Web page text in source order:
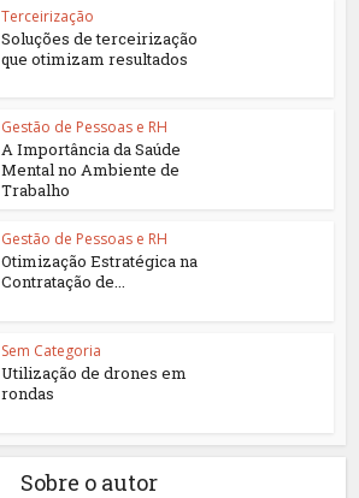
Terceirização
Soluções de terceirização
que otimizam resultados
Gestão de Pessoas e RH
A Importância da Saúde
Mental no Ambiente de
Trabalho
Gestão de Pessoas e RH
Otimização Estratégica na
Contratação de...
Sem Categoria
Utilização de drones em
rondas
Sobre o autor